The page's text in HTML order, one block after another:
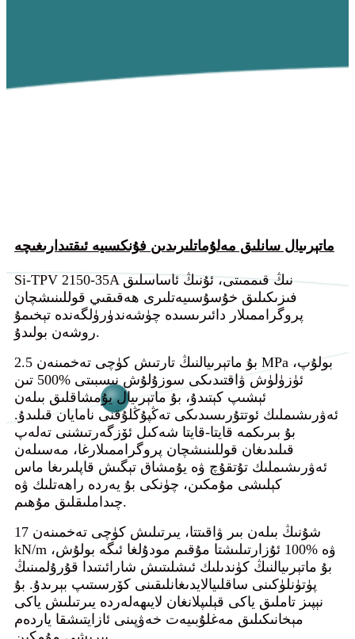
ماتېرىيال سانلىق مەلۇماتلىرىدىن فۇنكسىيە ئىقتىدارىغىچە
Si-TPV 2150-35A نىڭ قىممىتى، ئۇنىڭ ئاساسلىق
فىزىكىلىق خۇسۇسىيەتلىرى ھەقىقىي قوللىنىشچان
پروگراممىلار دائىرىسىدە چۈشەندۈرۈلگەندە تېخىمۇ
روشەن بولىدۇ.
بۇ ماتېرىيالنىڭ تارتىش كۈچى تەخمىنەن 2.5 MPa بولۇپ،
ئۈزۈلۈش ۋاقتىدىكى سوزۇلۇش نىسبىتى %500 تىن
ئېشىپ كېتىدۇ، بۇ ماتېرىيال يۇمشاقلىق بىلەن
ئەۋرىشىملىك ​​ئوتتۇرىسىدىكى تەڭپۇڭلۇقنى نامايان قىلىدۇ.
بۇ بىرىكمە قايتا-قايتا شەكىل ئۆزگەرتىشنى تەلەپ
قىلىدىغان قوللىنىشچان پروگراممىلارغا، مەسىلەن
ئەۋرىشىملىك ​​تۇتقۇچ ۋە يۇمشاق تېگىش قاپلىرىغا ماس
كېلىشى مۇمكىن، چۈنكى بۇ يەردە راھەتلىك ۋە
چىداملىقلىق مۇھىم.
شۇنىڭ بىلەن بىر ۋاقىتتا، يىرتىلىش كۈچى تەخمىنەن 17
kN/m ۋە %100 ئۇزارتىلىشتا مۇقىم مودۇلغا ئىگە بولۇش،
بۇ ماتېرىيالنىڭ كۈندىلىك ئىشلىتىش شارائىتىدا قۇرۇلمىنىڭ
پۈتۈنلۈكىنى ساقلىيالايدىغانلىقىنى كۆرسىتىپ بېرىدۇ. بۇ
نېپىز تاملىق ياكى قېلىپلانغان لايىھەلەردە يىرتىلىش ياكى
مېخانىكىلىق مەغلۇبىيەت خەۋپىنى ئازايتىشقا ياردەم